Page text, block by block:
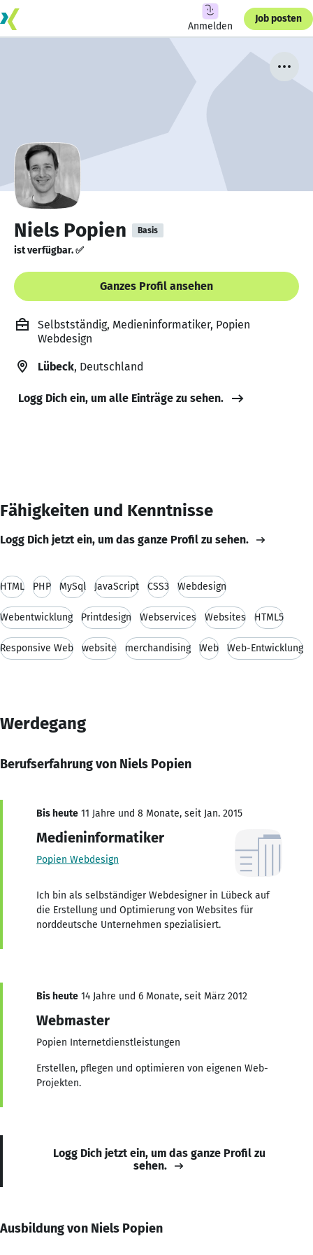
Anmelden
Job posten
Niels Popien Basis
ist verfügbar. ✅
Ganzes Profil ansehen
Selbstständig, Medieninformatiker, Popien
Webdesign
Lübeck, Deutschland
Logg Dich ein, um alle Einträge zu sehen.
Fähigkeiten und Kenntnisse
Logg Dich jetzt ein, um das ganze Profil zu sehen.
HTML PHP MySql JavaScript CSS3 Webdesign
Webentwicklung Printdesign Webservices Websites HTML5
Responsive Web website merchandising Web Web-Entwicklung
Werdegang
Berufserfahrung von Niels Popien
Bis heute 11 Jahre und 8 Monate, seit Jan. 2015
Medieninformatiker
Popien Webdesign
Ich bin als selbständiger Webdesigner in Lübeck auf
die Erstellung und Optimierung von Websites für
norddeutsche Unternehmen spezialisiert.
Bis heute 14 Jahre und 6 Monate, seit März 2012
Webmaster
Popien Internetdienstleistungen
Erstellen, pflegen und optimieren von eigenen Web-
Projekten.
Logg Dich jetzt ein, um das ganze Profil zu
sehen.
Ausbildung von Niels Popien